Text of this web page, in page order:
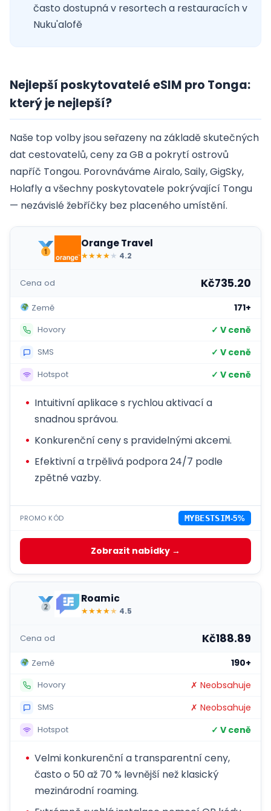
často dostupná v resortech a restauracích v
Nuku'alofě
Nejlepší poskytovatelé eSIM pro Tonga:
který je nejlepší?
Naše top volby jsou seřazeny na základě skutečných
dat cestovatelů, ceny za GB a pokrytí ostrovů
napříč Tongou. Porovnáváme Airalo, Saily, GigSky,
Holafly a všechny poskytovatele pokrývající Tongu
— nezávislé žebříčky bez placeného umístění.
Orange Travel
★★★★★ 4.2
Cena od Kč735.20
Země 171+
Hovory ✓ V ceně
SMS ✓ V ceně
Hotspot ✓ V ceně
Intuitivní aplikace s rychlou aktivací a
snadnou správou.
Konkurenční ceny s pravidelnými akcemi.
Efektivní a trpělivá podpora 24/7 podle
zpětné vazby.
PROMO KÓD MYBESTSIM-5%
Zobrazit nabídky →
Roamic
★★★★★ 4.5
Cena od Kč188.89
Země 190+
Hovory ✗ Neobsahuje
SMS ✗ Neobsahuje
Hotspot ✓ V ceně
Velmi konkurenční a transparentní ceny,
často o 50 až 70 % levnější než klasický
mezinárodní roaming.